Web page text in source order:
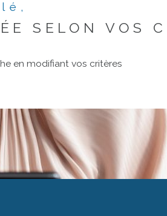
SELON VOS
en modifiant vos critères